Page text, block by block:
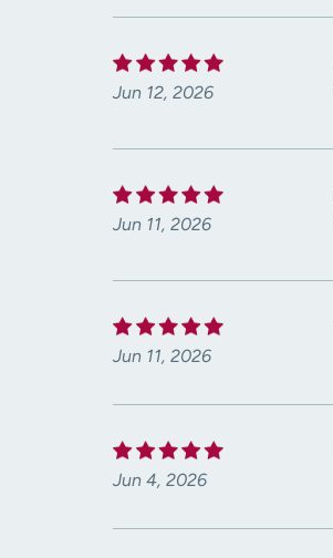
Jun 12, 2026
Jun 11, 2026
Jun 11, 2026
Jun 4, 2026